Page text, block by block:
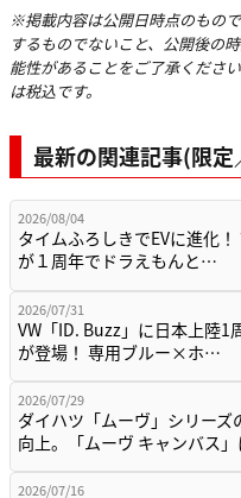
※掲載内容は公開日時点のもの
するものでないこと、公開後の
能性があることをご了承くださ
は税込です。
最新の関連記事(限
2026/08/04
タイムふろしきでEVに進化！
が１周年でドラえもんと…
2026/07/31
VW「ID. Buzz」に日本上陸1
が登場！ 専用ブルー×ホ…
2026/07/29
ダイハツ「ムーヴ」シリーズ
向上。「ムーヴ キャンバス
2026/07/16